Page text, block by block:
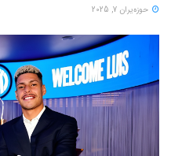
حوزه‌یران 7, 2025